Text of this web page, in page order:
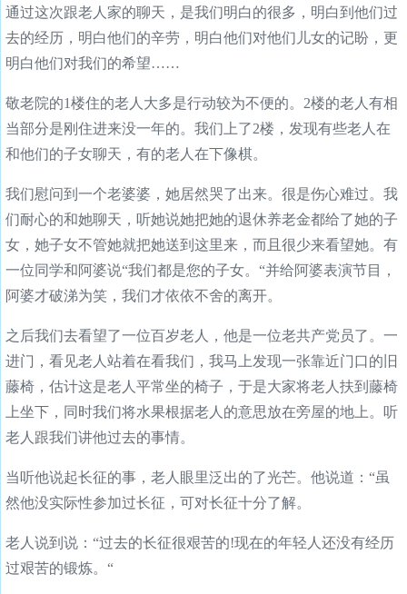
通过这次跟老人家的聊天，是我们明白的很多，明白到他们过
去的经历，明白他们的辛劳，明白他们对他们儿女的记盼，更
明白他们对我们的希望……
敬老院的1楼住的老人大多是行动较为不便的。2楼的老人有相
当部分是刚住进来没一年的。我们上了2楼，发现有些老人在
和他们的子女聊天，有的老人在下像棋。
我们慰问到一个老婆婆，她居然哭了出来。很是伤心难过。我
们耐心的和她聊天，听她说她把她的退休养老金都给了她的子
女，她子女不管她就把她送到这里来，而且很少来看望她。有
一位同学和阿婆说“我们都是您的子女。“并给阿婆表演节目，
阿婆才破涕为笑，我们才依依不舍的离开。
之后我们去看望了一位百岁老人，他是一位老共产党员了。一
进门，看见老人站着在看我们，我马上发现一张靠近门口的旧
藤椅，估计这是老人平常坐的椅子，于是大家将老人扶到藤椅
上坐下，同时我们将水果根据老人的意思放在旁屋的地上。听
老人跟我们讲他过去的事情。
当听他说起长征的事，老人眼里泛出的了光芒。他说道：“虽
然他没实际性参加过长征，可对长征十分了解。
老人说到说：“过去的长征很艰苦的!现在的年轻人还没有经历
过艰苦的锻炼。“